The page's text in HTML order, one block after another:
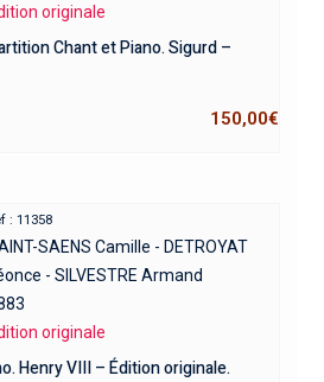
originale
Chant et Piano. Sigurd –
150,00€
: 11358
SAENS Camille - DETROYAT
- SILVESTRE Armand
originale
Henry VIII – Édition originale.